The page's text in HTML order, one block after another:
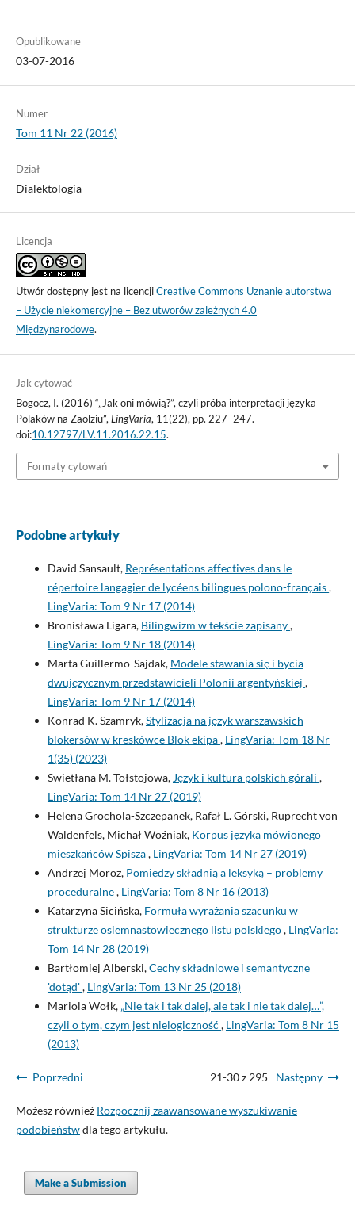
Opublikowane
03-07-2016
Numer
Tom 11 Nr 22 (2016)
Dział
Dialektologia
Licencja
Utwór dostępny jest na licencjiCreative Commons Uznanie autorstwa
– Użycie niekomercyjne – Bez utworów zależnych 4.0
Międzynarodowe.
Jak cytować
Bogocz, I. (2016) “„Jak oni mówią?”, czyli próba interpretacji języka
Polaków na Zaolziu”, LingVaria, 11(22), pp. 227–247.
doi:10.12797/LV.11.2016.22.15.
Formaty cytowań
Podobne artykuły
David Sansault, Représentations affectives dans le
répertoire langagier de lycéens bilingues polono-français,
LingVaria: Tom 9 Nr 17 (2014)
Bronisława Ligara, Bilingwizm w tekście zapisany,
LingVaria: Tom 9 Nr 18 (2014)
Marta Guillermo-Sajdak, Modele stawania się i bycia
dwujęzycznym przedstawicieli Polonii argentyńskiej ,
LingVaria: Tom 9 Nr 17 (2014)
Konrad K. Szamryk,Stylizacja na język warszawskich
blokersów w kreskówce Blok ekipa, LingVaria: Tom 18 Nr
1(35) (2023)
Swietłana M. Tołstojowa, Język i kultura polskich górali ,
LingVaria: Tom 14 Nr 27 (2019)
Helena Grochola-Szczepanek, Rafał L. Górski, Ruprecht von
Waldenfels, Michał Woźniak, Korpus języka mówionego
mieszkańców Spisza, LingVaria: Tom 14 Nr 27 (2019)
Andrzej Moroz, Pomiędzy składnią a leksyką – problemy
proceduralne, LingVaria: Tom 8 Nr 16 (2013)
Katarzyna Sicińska, Formuła wyrażania szacunku w
strukturze osiemnastowiecznego listu polskiego, LingVaria:
Tom 14 Nr 28 (2019)
Bartłomiej Alberski,Cechy składniowe i semantyczne
'dotąd', LingVaria: Tom 13 Nr 25 (2018)
Mariola Wołk, „Nie tak i tak dalej, ale tak i nie tak dalej…”,
czyli o tym, czym jest nielogiczność , LingVaria: Tom 8 Nr 15
(2013)
Poprzedni 21-30 z 295 Następny
Możesz również Rozpocznij zaawansowane wyszukiwanie
podobieństwdla tego artykułu.
Make a Submission